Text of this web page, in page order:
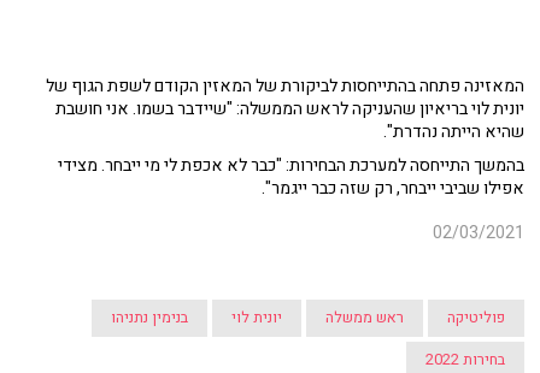
המאזינה פתחה בהתייחסות לביקורת של המאזין הקודם לשפת הגוף של
יונית לוי בריאיון שהעניקה לראש הממשלה: "שיידבר בשמו. אני חושבת
שהיא הייתה נהדרת".
בהמשך התייחסה למערכת הבחירות: "כבר לא אכפת לי מי ייבחר. מצידי
אפילו שביבי ייבחר, רק שזה כבר ייגמר".
02/03/2021
פוליטיקה ראש ממשלה יונית לוי
בנימין נתניהו
בחירות 2022